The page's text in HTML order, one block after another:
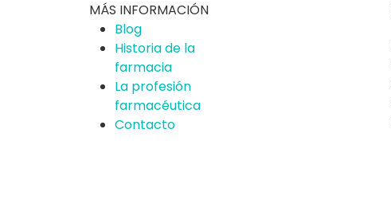
MÁS INFORMACIÓN
Blog
Historia de la
farmacia
La profesión
farmacéutica
Contacto